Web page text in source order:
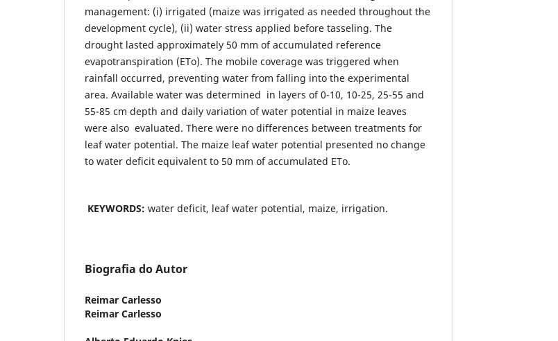
management: (i) irrigated (maize was irrigated as needed throughout the
development cycle), (ii) water stress applied before tasseling. The
drought lasted approximately 50 mm of accumulated reference
evapotranspiration (ETo). The mobile coverage was triggered when
rainfall occurred, preventing water from falling into the experimental
area. Available water was determined in layers of 0-10, 10-25, 25-55 and
55-85 cm depth and daily variation of water potential in maize leaves
were also evaluated. There were no differences between treatments for
leaf water potential. The maize leaf water potential presented no change
to water deficit equivalent to 50 mm of accumulated ETo.
KEYWORDS: water deficit, leaf water potential, maize, irrigation.
Biografia do Autor
Reimar Carlesso
Reimar Carlesso